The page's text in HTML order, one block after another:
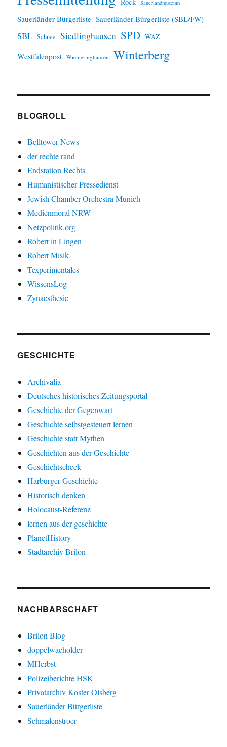
Sauerlandmuseum
Sauerländer Bürgerliste Sauerländer Bürgerliste (SBL/FW)
SBL Schnee Siedlinghausen SPD WAZ
Westfalenpost Wiemeringhausen Winterberg
BLOGROLL
Belltower News
der rechte rand
Endstation Rechts
Humanistischer Pressedienst
Jewish Chamber Orchestra Munich
Medienmoral NRW
Netzpolitik.org
Robert in Lingen
Robert Misik
Texperimentales
WissensLog
Zynaesthesie
GESCHICHTE
Archivalia
Deutsches historisches Zeitungsportal
Geschichte der Gegenwart
Geschichte selbstgesteuert lernen
Geschichte statt Mythen
Geschichten aus der Geschichte
Geschichtscheck
Harburger Geschichte
Historisch denken
Holocaust-Referenz
lernen aus der geschichte
PlanetHistory
Stadtarchiv Brilon
NACHBARSCHAFT
Brilon Blog
doppelwacholder
MHerbst
Polizeiberichte HSK
Privatarchiv Köster Olsberg
Sauerländer Bürgerliste
Schmalenstroer